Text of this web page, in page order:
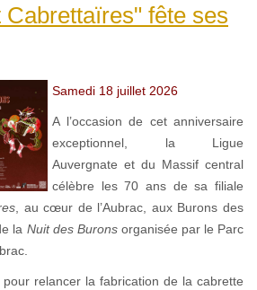
Cabrettaïres" fête ses
Samedi 18 juillet 2026
A l’occasion de cet anniversaire
exceptionnel, la Ligue
Auvergnate et du Massif central
célèbre les 70 ans de sa filiale
, au cœur de l’Aubrac, aux Burons des
la Nuit des Buronsorganisée par le Parc
relancer la fabrication de la cabrette